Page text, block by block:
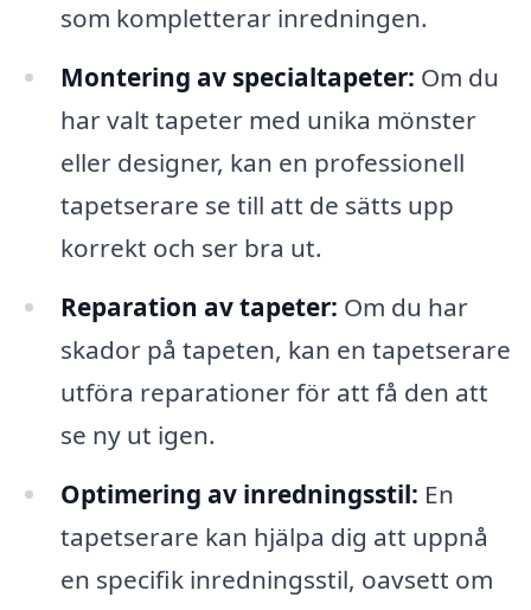
som kompletterar inredningen.
Montering av specialtapeter: Om du
har valt tapeter med unika mönster
eller designer, kan en professionell
tapetserare se till att de sätts upp
korrekt och ser bra ut.
Reparation av tapeter: Om du har
skador på tapeten, kan en tapetserare
utföra reparationer för att få den att
se ny ut igen.
Optimering av inredningsstil: En
tapetserare kan hjälpa dig att uppnå
en specifik inredningsstil, oavsett om